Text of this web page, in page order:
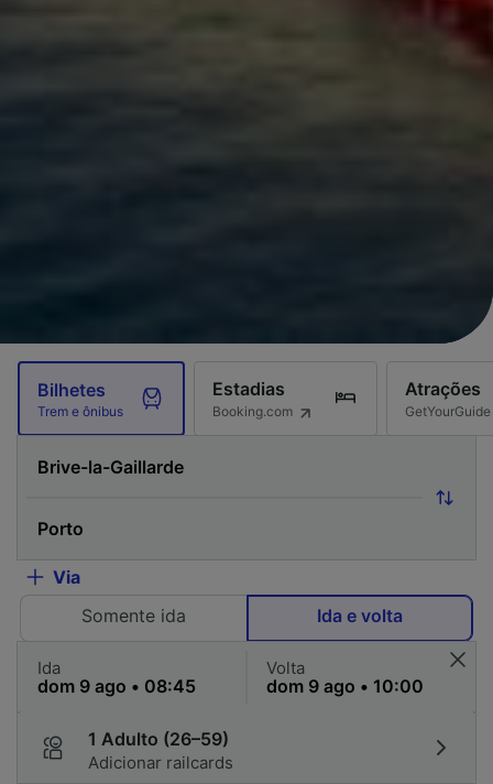
Bilhetes
Trem e ônibus
Estadias
Booking.com
Atrações
GetYourGuide
Via
Somente ida
Ida e volta
Ida Volta
1 Adulto (26–59)
Adicionar railcards